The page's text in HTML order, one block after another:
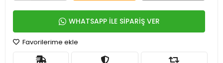
WHATSAPP İLE SİPARİŞ VER
Favorilerime ekle